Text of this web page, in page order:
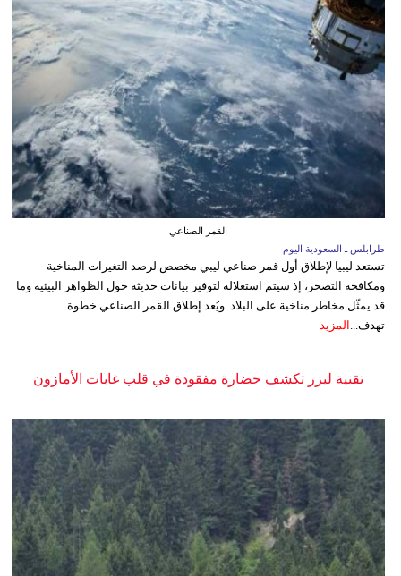
القمر الصناعي
طرابلس ـ السعودية اليوم
تستعد ليبيا لإطلاق أول قمر صناعي ليبي مخصص لرصد التغيرات المناخية
ومكافحة التصحر، إذ سيتم استغلاله لتوفير بيانات حديثة حول الظواهر البيئية وما
قد يمثّل مخاطر مناخية على البلاد. ويُعد إطلاق القمر الصناعي خطوة
تهدف... المزيد
تقنية ليزر تكشف حضارة مفقودة في قلب غابات الأمازون